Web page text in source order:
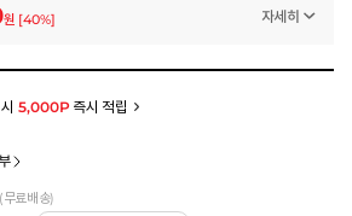
원 [40%] 자세히
실제 결제 금액과는 차이가 있을 수 있습니다.
5,000P즉시 적립
(무료배송)